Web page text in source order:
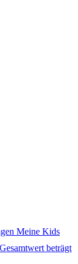
Meine Kids
beträgt